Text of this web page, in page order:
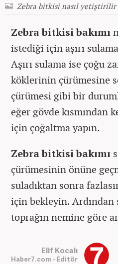
Zebra bitkisi nasıl yetiştirilir
Zebra bitkisi bakımı
istediği için aşırı
Aşırı sulama ise çoğu
köklerinin çürümesine
çürümesi gibi bir
eğer gövde kısmından
için çoğaltma yapın.
Zebra bitkisi bakımı
çürümesinin önüne
suladıktan sonra
için bekleyin. Ardından
toprağın nemine göre
Elif Kocalı
Haber7.com - Editör